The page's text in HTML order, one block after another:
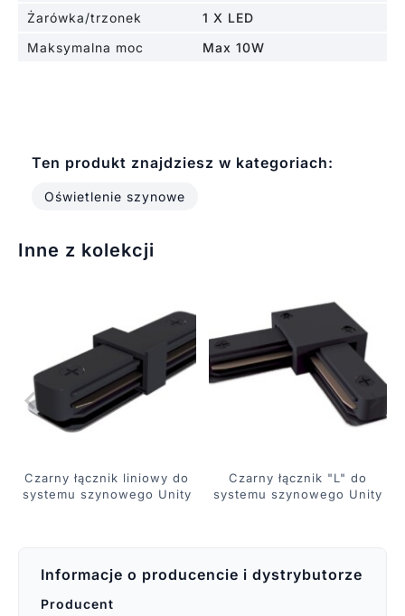
Żarówka/trzonek
1 X LED
Maksymalna moc
Max 10W
Ten produkt znajdziesz w kategoriach:
Oświetlenie szynowe
Inne z kolekcji
Czarny łącznik liniowy do
systemu szynowego Unity
Czarny łącznik "L" do
systemu szynowego Unity
Informacje o producencie i dystrybutorze
Producent